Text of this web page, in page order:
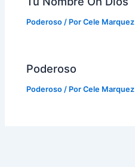
Poderoso / PorCele Marquez
Poderoso
Poderoso / PorCele Marquez